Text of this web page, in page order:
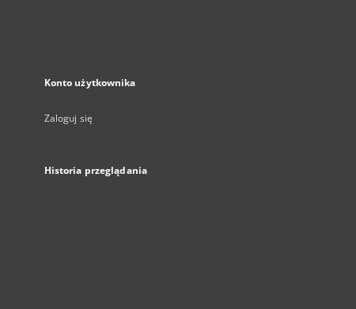
Konto użytkownika
Zaloguj się
Historia przeglądania